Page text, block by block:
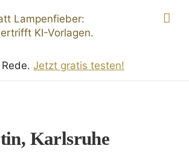
Jetzt gratis testen!
Karlsruhe